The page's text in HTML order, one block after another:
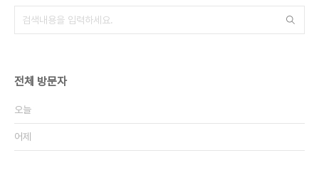
전체 방문자
오늘
어제